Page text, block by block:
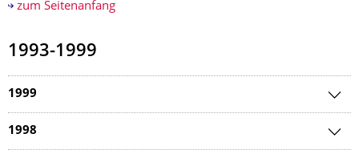
zum Seitenanfang
1993-1999
1999
1998